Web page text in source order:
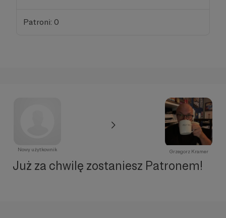
Patroni: 0
Nowy użytkownik Grzegorz Kramer
Już za chwilę zostaniesz Patronem!